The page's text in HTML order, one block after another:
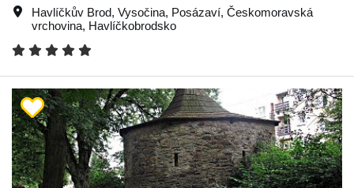
Havlíčkův Brod, Vysočina, Posázaví, Českomoravská
vrchovina, Havlíčkobrodsko